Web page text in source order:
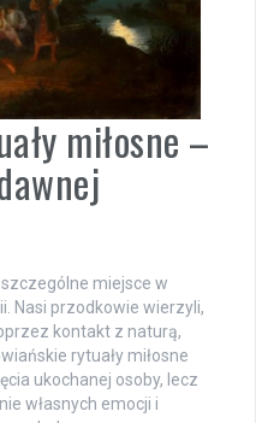
miłosne –
miejsce w
Nasi przodkowie wierzyli,
kontakt z naturą,
rytuały miłosne
ukochanej osoby, lecz
własnych emocji i